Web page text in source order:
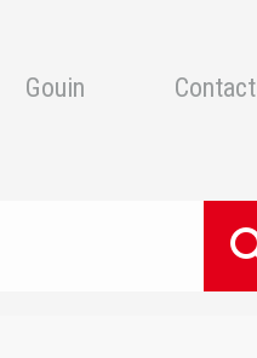
Gouin Contact